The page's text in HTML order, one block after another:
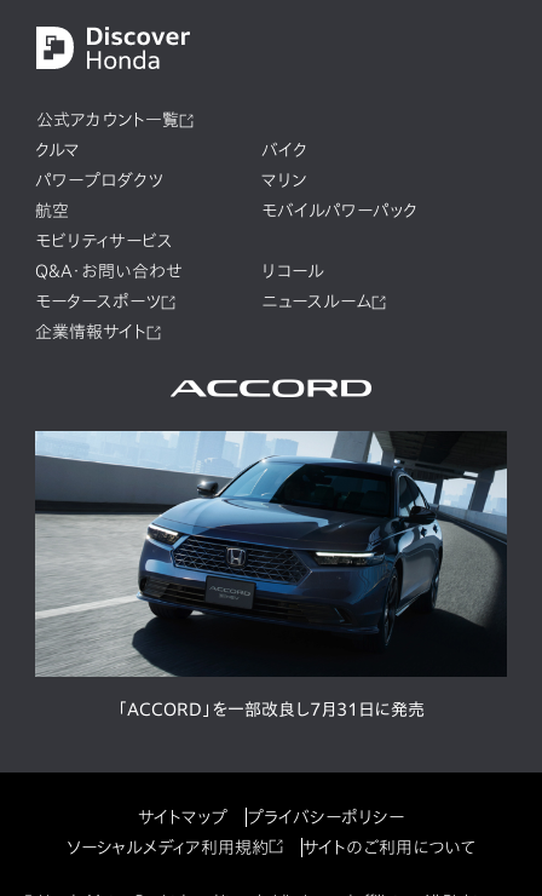
公式アカウント一覧
クルマ
バイク
パワープロダクツ
マリン
航空
モバイルパワーパック
モビリティサービス
Q&A・お問い合わせ
リコール
モータースポーツ
ニュースルーム
企業情報サイト
「ACCORD」を一部改良し7月31日に発売
サイトマップ
プライバシーポリシー
ソーシャルメディア利用規約
サイトのご利用について